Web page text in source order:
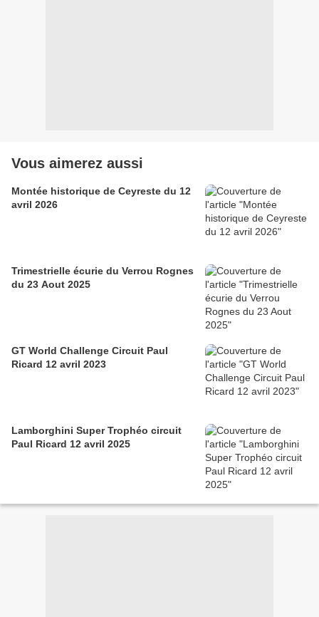
Vous aimerez aussi
Montée historique de Ceyreste du 12
avril 2026
Trimestrielle écurie du Verrou Rognes
du 23 Aout 2025
GT World Challenge Circuit Paul
Ricard 12 avril 2023
Lamborghini Super Trophéo circuit
Paul Ricard 12 avril 2025